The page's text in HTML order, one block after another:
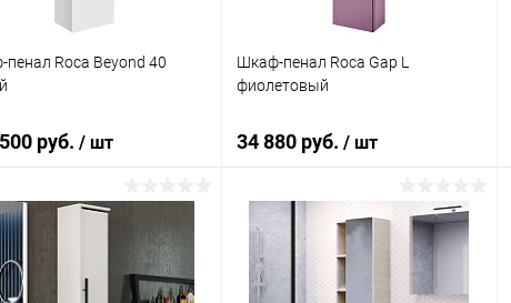
Roca Beyond 40
руб. / шт
в 1 клик Сравнение
Шкаф-пенал Roca Gap L
фиолетовый
34 880 руб. / шт
В корзину
Купить в 1 клик Сравнение